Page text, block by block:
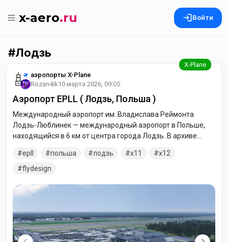
x-aero.ru Войти
Лодзь
аэропорты X-Plane
Rozan4ik10 марта 2026, 09:05
Аэропорт EPLL ( Лодзь, Польша )
Международный аэропорт им. Владислава Реймонта
Лодзь-Люблинек — международный аэропорт в Польше,
находящийся в 6 км от центра города Лодзь. В архиве
epll
польша лодзь x11
x12
flydesign